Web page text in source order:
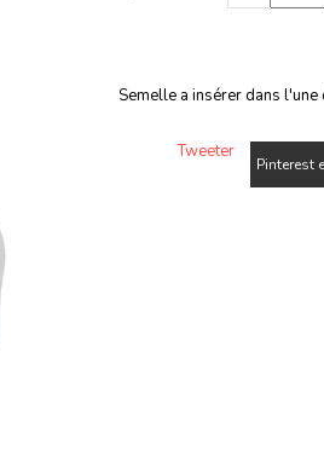
Semelle a insérer dans
Tweeter
Pinterest